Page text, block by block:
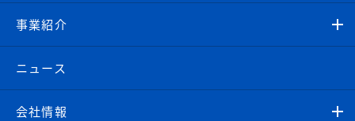
事業紹介
ニュース
会社情報